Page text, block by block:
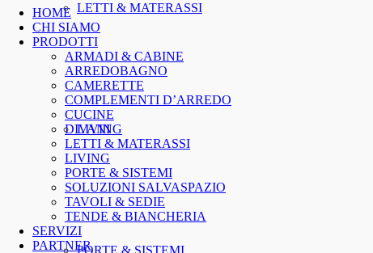
LETTI & MATERASSI
LIVING
HOME
CHI SIAMO
PRODOTTI
ARMADI & CABINE
ARREDOBAGNO
CAMERETTE
COMPLEMENTI D’ARREDO
CUCINE
DIVANI
LETTI & MATERASSI
LIVING
PORTE & SISTEMI
SOLUZIONI SALVASPAZIO
TAVOLI & SEDIE
TENDE & BIANCHERIA
SERVIZI
PARTNER